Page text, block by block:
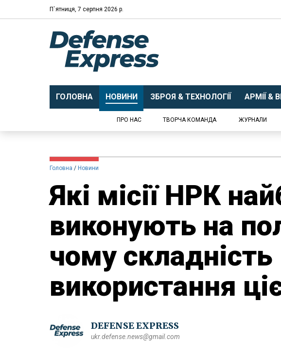
П`ятниця, 7 серпня 2026 р.
ГОЛОВНА НОВИНИ ЗБРОЯ & ТЕХНОЛОГІЇ АРМІЇ &
ПРО НАС ТВОРЧА КОМАНДА ЖУРНАЛИ
Головна Новини
Які місії НРК
виконують на
чому складність
використання
DEFENSE EXPRESS
ukr.defense.news@gmail.com